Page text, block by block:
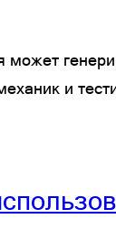
и